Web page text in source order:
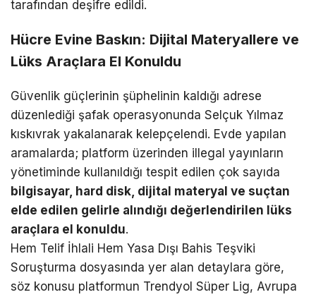
tarafından deşifre edildi.
Hücre Evine Baskın: Dijital Materyallere ve
Lüks Araçlara El Konuldu
Güvenlik güçlerinin şüphelinin kaldığı adrese
düzenlediği şafak operasyonunda Selçuk Yılmaz
kıskıvrak yakalanarak kelepçelendi. Evde yapılan
aramalarda; platform üzerinden illegal yayınların
yönetiminde kullanıldığı tespit edilen çok sayıda
bilgisayar, hard disk, dijital materyal ve suçtan
elde edilen gelirle alındığı değerlendirilen lüks
araçlara el konuldu.
Hem Telif İhlali Hem Yasa Dışı Bahis Teşviki
Soruşturma dosyasında yer alan detaylara göre,
söz konusu platformun Trendyol Süper Lig, Avrupa